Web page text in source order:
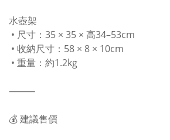
水壺架
• 尺寸：35 × 35 × 高34–53cm
• 收納尺寸：58 × 8 × 10cm
• 重量：約1.2kg
⸻
💰 建議售價